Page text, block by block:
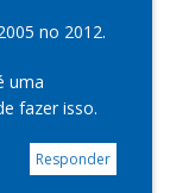
no 2012.
uma
fazer isso.
Responder